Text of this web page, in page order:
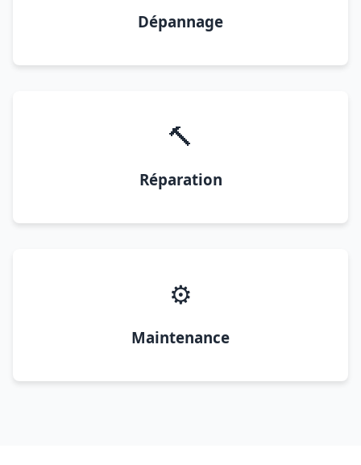
Dépannage
🔨
Réparation
⚙️
Maintenance